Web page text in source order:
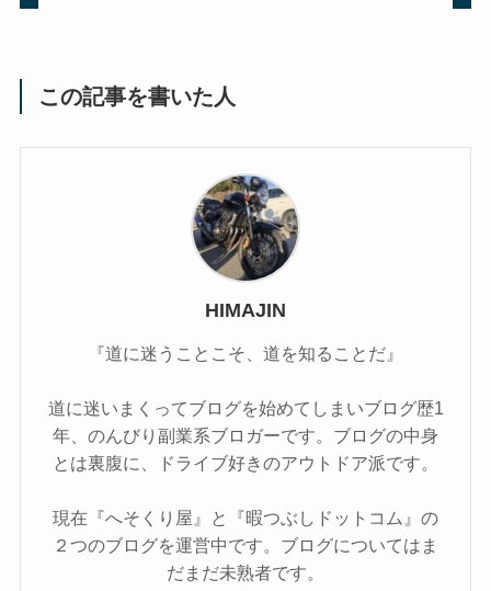
この記事を書いた人
HIMAJIN
『道に迷うことこそ、道を知ることだ』
道に迷いまくってブログを始めてしまいブログ歴1
年、のんびり副業系ブロガーです。ブログの中身
とは裏腹に、ドライブ好きのアウトドア派です。
現在『へそくり屋』と『暇つぶしドットコム』の
２つのブログを運営中です。ブログについてはま
だまだ未熟者です。